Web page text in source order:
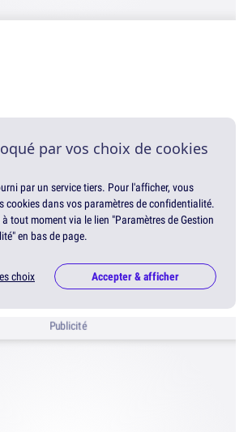
par vos choix de cookies
par un service tiers. Pour l'afficher, vous
cookies dans vos paramètres de confidentialité.
tout moment via le lien "Paramètres de Gestion
en bas de page.
choix Accepter & afficher
Publicité